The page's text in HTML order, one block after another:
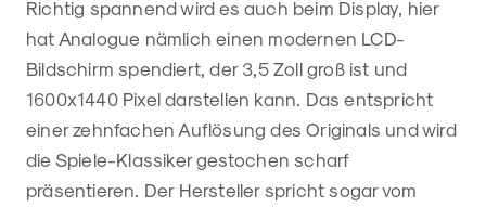
Richtig spannend wird es auch beim Display, hier
hat Analogue nämlich einen modernen LCD-
Bildschirm spendiert, der 3,5 Zoll groß ist und
1600x1440 Pixel darstellen kann. Das entspricht
einer zehnfachen Auflösung des Originals und wird
die Spiele-Klassiker gestochen scharf
präsentieren. Der Hersteller spricht sogar vom